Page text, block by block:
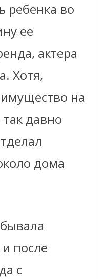
ребенка во
ее
актера
Хотя,
на
давно
дома
после
с